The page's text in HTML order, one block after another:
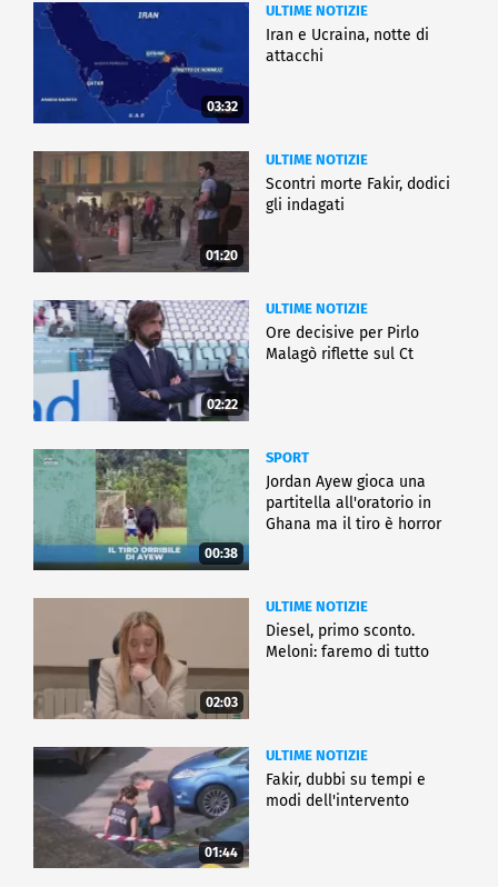
03:32
ULTIME NOTIZIE
Iran e Ucraina, notte di
attacchi
01:20
ULTIME NOTIZIE
Scontri morte Fakir, dodici
gli indagati
02:22
ULTIME NOTIZIE
Ore decisive per Pirlo
Malagò riflette sul Ct
00:38
SPORT
Jordan Ayew gioca una
partitella all'oratorio in
Ghana ma il tiro è horror
02:03
ULTIME NOTIZIE
Diesel, primo sconto.
Meloni: faremo di tutto
01:44
ULTIME NOTIZIE
Fakir, dubbi su tempi e
modi dell'intervento